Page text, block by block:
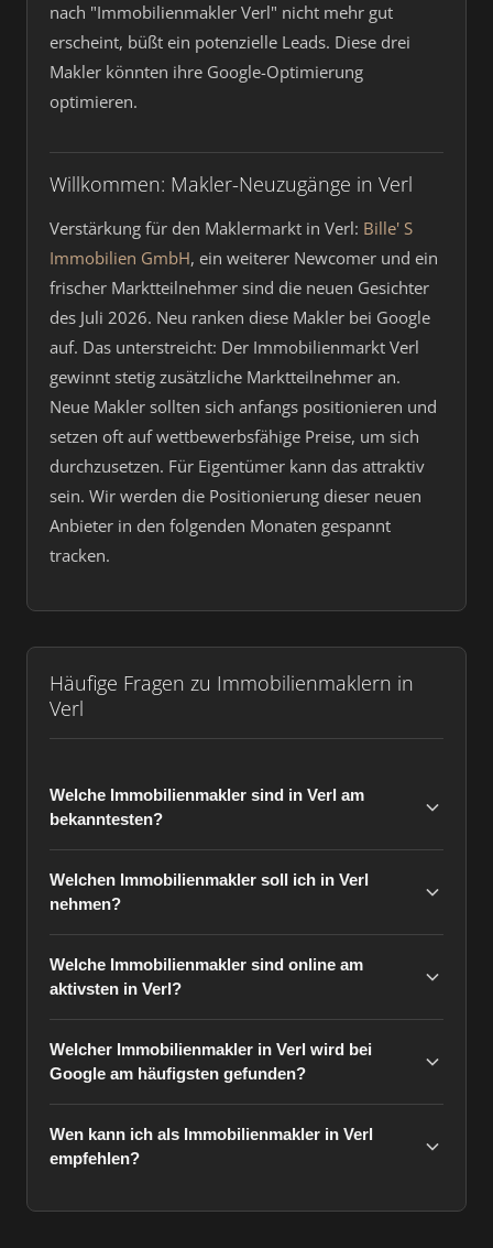
nach "Immobilienmakler Verl" nicht mehr gut
erscheint, büßt ein potenzielle Leads. Diese drei
Makler könnten ihre Google-Optimierung
optimieren.
Willkommen: Makler-Neuzugänge in Verl
Verstärkung für den Maklermarkt in Verl: Bille' S
Immobilien GmbH, ein weiterer Newcomer und ein
frischer Marktteilnehmer sind die neuen Gesichter
des Juli 2026. Neu ranken diese Makler bei Google
auf. Das unterstreicht: Der Immobilienmarkt Verl
gewinnt stetig zusätzliche Marktteilnehmer an.
Neue Makler sollten sich anfangs positionieren und
setzen oft auf wettbewerbsfähige Preise, um sich
durchzusetzen. Für Eigentümer kann das attraktiv
sein. Wir werden die Positionierung dieser neuen
Anbieter in den folgenden Monaten gespannt
tracken.
Häufige Fragen zu Immobilienmaklern in
Verl
Welche Immobilienmakler sind in Verl am
bekanntesten?
Welchen Immobilienmakler soll ich in Verl
nehmen?
Welche Immobilienmakler sind online am
aktivsten in Verl?
Welcher Immobilienmakler in Verl wird bei
Google am häufigsten gefunden?
Wen kann ich als Immobilienmakler in Verl
empfehlen?